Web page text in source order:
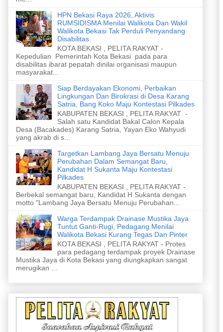
HPN Bekasi Raya 2026, Aktivis
RUMSIDISMA Menilai Walikota Dan Wakil
Walikota Bekasi Tak Perduli Penyandang
Disabilitas
KOTA BEKASI , PELITA RAKYAT -
Kepedulian Pemerintah Kota Bekasi pada para
disabilitas ibarat pepatah dinilai organisasi maupun
masyarakat...
Siap Berdayakan Ekonomi, Perbaikan
Lingkungan Dan Birokrasi di Desa Karang
Satria, Bang Koko Maju Kontestasi Pilkades
KABUPATEN BEKASI , PELITA RAKYAT -
Salah satu Kandidat Bakal Calon Kepala
Desa (Bacakades) Karang Satria, Yayan Eko Wahyudi
yang akrab di s...
Targetkan Lambang Jaya Bersatu Menuju
Perubahan Dalam Semangat Baru,
Kandidat H Sukanta Maju Kontestasi
Pilkades
KABUPATEN BEKASI , PELITA RAKYAT -
Berbekal semangat baru, Kandidat H Sukanta dengan
motto "Lambang Jaya Bersatu Menuju Perubahan...
Warga Terdampak Drainase Mustika Jaya
Tuntut Ganti-Rugi, Pedagang Menilai
Walikota Bekasi Kurang Tegas Dan Pinter
KOTA BEKASI , PELITA RAKYAT - Protes
para pedagang terdampak proyek Drainase
Mustika Jaya di Kota Bekasi yang diungkapkan sangat
merugikan ...